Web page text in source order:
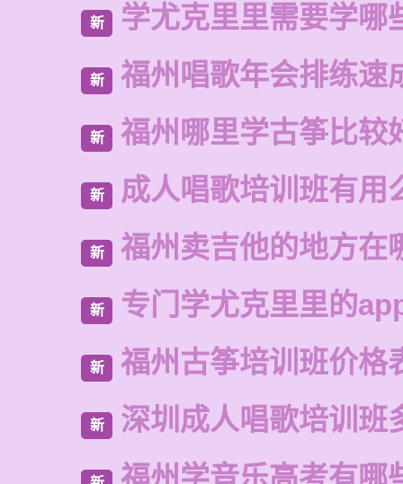
新 学尤克里里需要学哪
新 福州唱歌年会排练速
新 福州哪里学古筝比较
新 成人唱歌培训班有用
新 福州卖吉他的地方在
新 专门学尤克里里的
新 福州古筝培训班价格
新 深圳成人唱歌培训班
福州学音乐高考有哪